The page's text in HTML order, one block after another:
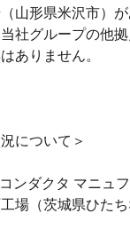
山形県米沢市）
社グループの他
ありません。
について＞
ンダクタ マニュ
（茨城県ひたち